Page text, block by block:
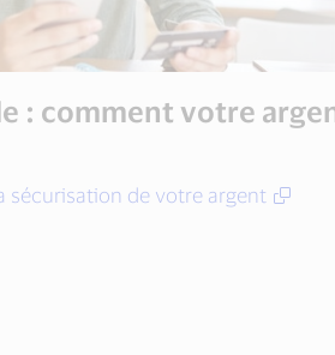
: comment votre
sécurisation de votre argent